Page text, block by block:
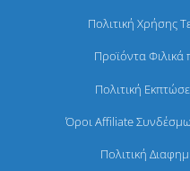
Πολιτική Χρήσης
Προϊόντα
Πολιτική
Όροι Affiliate
Πολιτική